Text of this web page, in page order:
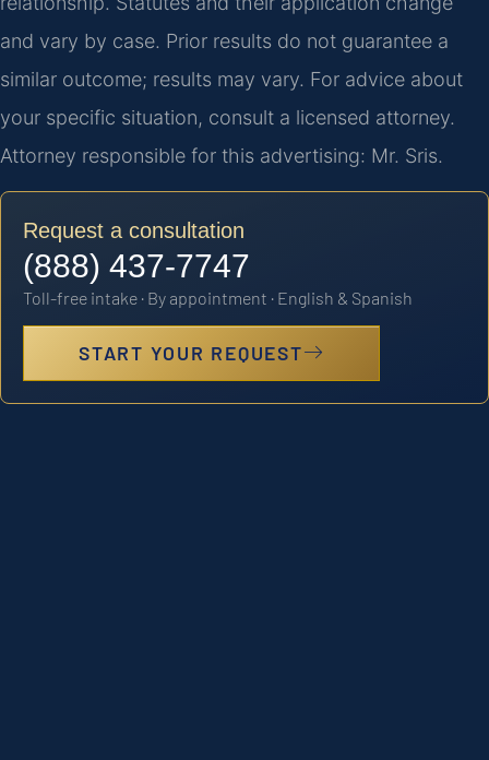
and vary by case. Prior results do not guarantee a
similar outcome; results may vary. For advice about
your specific situation, consult a licensed attorney.
Attorney responsible for this advertising: Mr. Sris.
Request a consultation
(888) 437-7747
Toll-free intake · By appointment · English & Spanish
START YOUR REQUEST